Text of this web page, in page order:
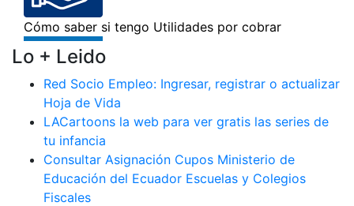
Lo + Leido
Red Socio Empleo: Ingresar, registrar o actualizar
Hoja de Vida
LACartoons la web para ver gratis las series de
tu infancia
Consultar Asignación Cupos Ministerio de
Educación del Ecuador Escuelas y Colegios
Fiscales